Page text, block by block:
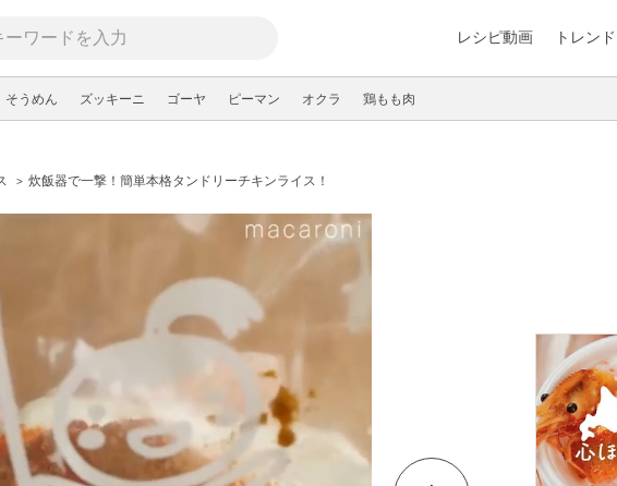
レシピ動画 トレンド
そうめん ズッキーニ ゴーヤ ピーマン オクラ 鶏もも肉
炊飯器で一撃！簡単本格タンドリーチキンライス！